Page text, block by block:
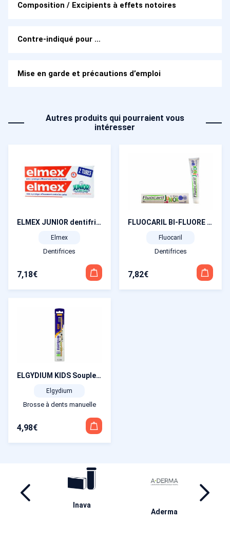
Composition / Excipients à effets notoires
Contre-indiqué pour …
Mise en garde et précautions d’emploi
Autres produits qui pourraient vous
intéresser
ELMEX JUNIOR dentifrice anti-caries 6-12 ans 2×75 ml
Elmex
Dentifrices
7,18€
FLUOCARIL BI-FLUORE Junior Dentifrice Gel Bubble Gum 145 mg 75 ml
Fluocaril
Dentifrices
7,82€
ELGYDIUM KIDS Souple – Brosse à dents en bois
Elgydium
Brosse à dents manuelle
4,98€
Inava
Aderma